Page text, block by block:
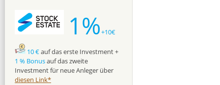
1%+10€
10 €auf das erste Investment +
1 % Bonusauf das zweite
Investment für neue Anleger über
diesen Link*